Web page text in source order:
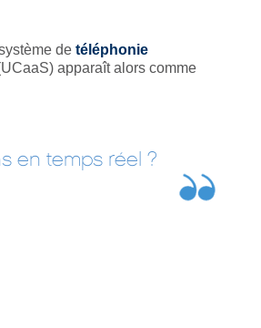
detéléphonie
apparaît alors comme
en temps réel ?